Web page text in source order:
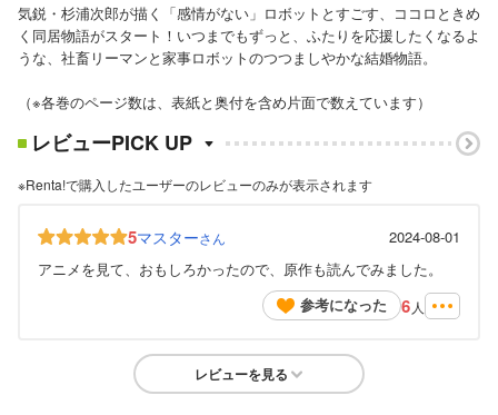
気鋭・杉浦次郎が描く「感情がない」ロボットとすごす、ココロときめ
く同居物語がスタート！いつまでもずっと、ふたりを応援したくなるよ
うな、社畜リーマンと家事ロボットのつつましやかな結婚物語。
（※各巻のページ数は、表紙と奥付を含め片面で数えています）
レビューPICK UP
※Renta!で購入したユーザーのレビューのみが表示されます
5マスターさん
2024-08-01
アニメを見て、おもしろかったので、原作も読んでみました。
参考になった
6 人
レビューを見る